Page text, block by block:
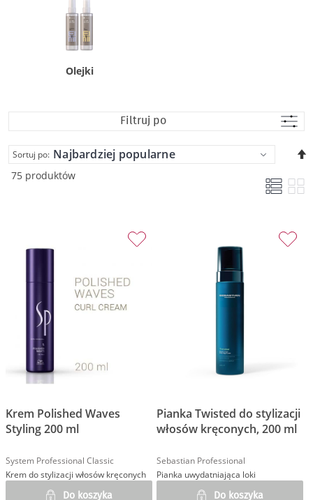
Olejki
Filtruj po
75 produktów
Sortuj po:
Krem Polished Waves
Styling 200 ml
System Professional Classic
Krem do stylizacji włosów kręconych
Do koszyka
Pianka Twisted do stylizacji
włosów kręconych, 200 ml
Sebastian Professional
Pianka uwydatniająca loki
Do koszyka